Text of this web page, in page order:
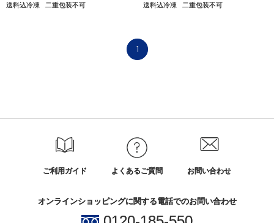
送料込冷凍 二重包装不可 送料込冷凍 二重包装不可
1
ご利用ガイド よくあるご質問 お問い合わせ
オンラインショッピングに関する電話でのお問い合わせ